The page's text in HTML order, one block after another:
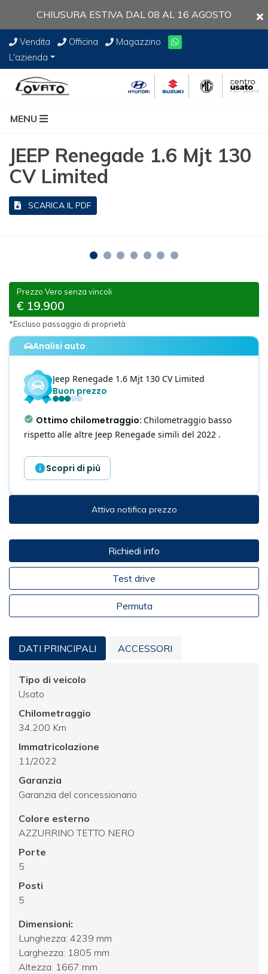
CHIUSURA ESTIVA DAL 08 AL 16 AGOSTO
Vendita Officina
Magazzino
L'azienda
MENU
JEEP Renegade 1.6 Mjt 130
CV Limited
SCARICA IL PDF
Prezzo Vero senza vincoli
€ 19.900
*Escluso passaggio di proprietà
Analisi auto
Jeep Renegade 1.6 Mjt 130 CV Limited
Buon prezzo
Ottimo chilometraggio: Chilometraggio basso
rispetto alle altre Jeep Renegade simili del 2022 .
Scopri di più
Attiva notifica prezzo
Richiedi info
Test drive
Permuta
DATI PRINCIPALI ACCESSORI
Tipo di veicolo
Usato
Chilometraggio
34.200 Km
Immatricolazione
11/2022
Garanzia
Garanzia del concessionario
Colore esterno
AZZURRINO TETTO NERO
Porte
5
Posti
5
Dimensioni:
Lunghezza: 4239 mm
Larghezza: 1805 mm
Altezza: 1667 mm